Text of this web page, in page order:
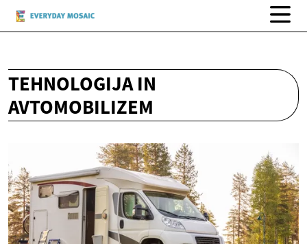
TEHNOLOGIJA IN
AVTOMOBILIZEM